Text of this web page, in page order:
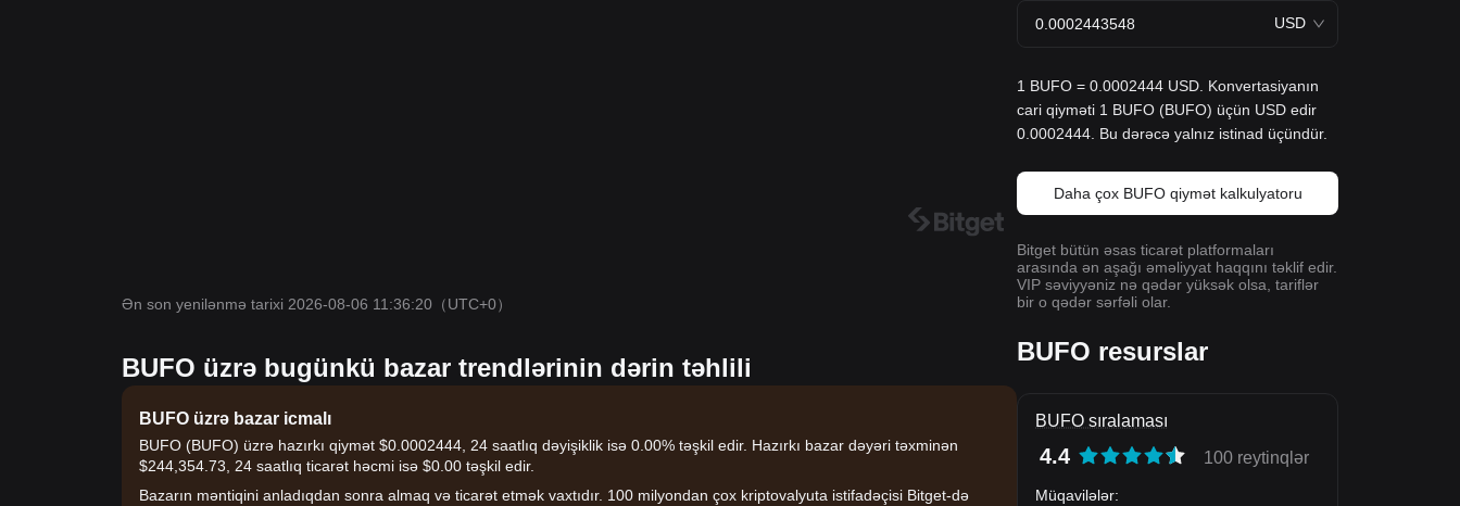
Ən son yenilənmə tarixi 2026-08-06 11:36:20 （UTC+0）
BUFO üzrə bugünkü bazar trendlərinin dərin təhlili
BUFO üzrə bazar icmalı
BUFO (BUFO) üzrə hazırkı qiymət $0.0002444, 24 saatlıq dəyişiklik isə 0.00% təşkil edir. Hazırkı bazar dəyəri təxminən
$244,354.73, 24 saatlıq ticarət həcmi isə $0.00 təşkil edir.
Bazarın məntiqini anladıqdan sonra almaq və ticarət etmək vaxtıdır. 100 milyondan çox kriptovalyuta istifadəçisi Bitget-də
USD
1 BUFO = 0.0002444 USD. Konvertasiyanın
cari qiyməti 1 BUFO (BUFO) üçün USD edir
0.0002444. Bu dərəcə yalnız istinad üçündür.
Daha çox BUFO qiymət kalkulyatoru
Bitget bütün əsas ticarət platformaları
arasında ən aşağı əməliyyat haqqını təklif edir.
VIP səviyyəniz nə qədər yüksək olsa, tariflər
bir o qədər sərfəli olar.
BUFO resurslar
BUFO sıralaması
4.4 100 reytinqlər
Müqavilələr: